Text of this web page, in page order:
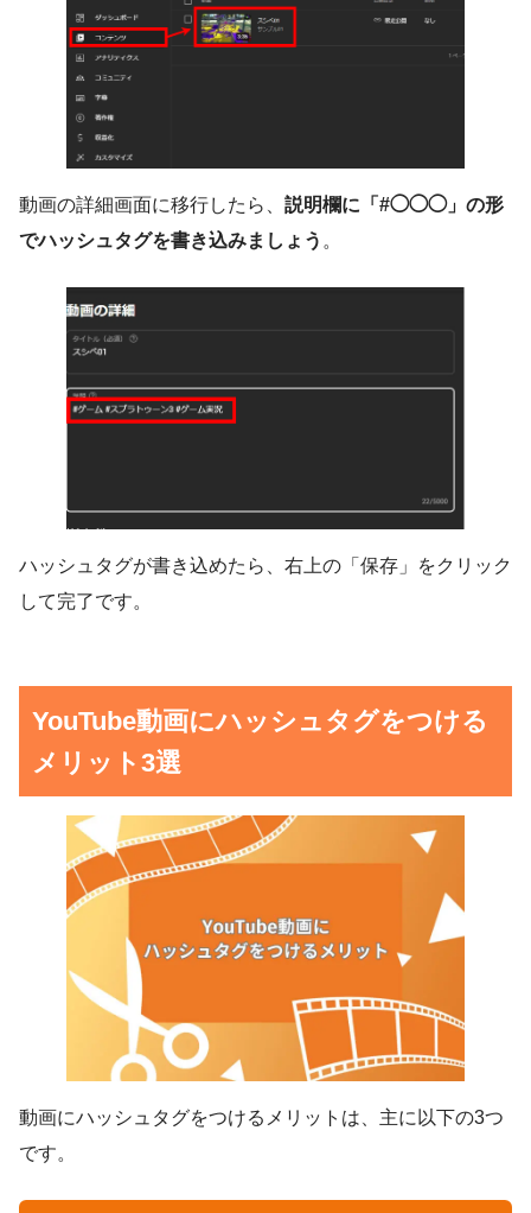
動画の詳細画面に移行したら、 説明欄に「#◯◯◯」の形
でハッシュタグを書き込みましょう 。
ハッシュタグが書き込めたら、右上の「保存」をクリック
して完了です。
YouTube動画にハッシュタグをつける
メリット3選
動画にハッシュタグをつけるメリットは、主に以下の3つ
です。